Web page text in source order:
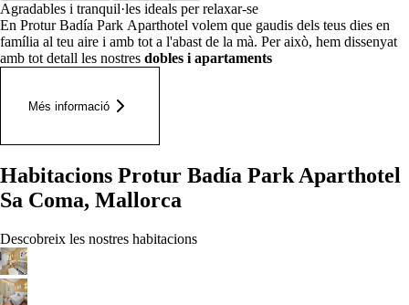
Agradables i tranquil·les ideals per relaxar-se
En Protur Badía Park Aparthotel volem que gaudis dels teus dies en
família al teu aire i amb tot a l'abast de la mà. Per això, hem dissenyat
amb tot detall les nostres dobles i apartaments
Més informació
Habitacions Protur Badía Park Aparthotel
Sa Coma, Mallorca
Descobreix les nostres habitacions